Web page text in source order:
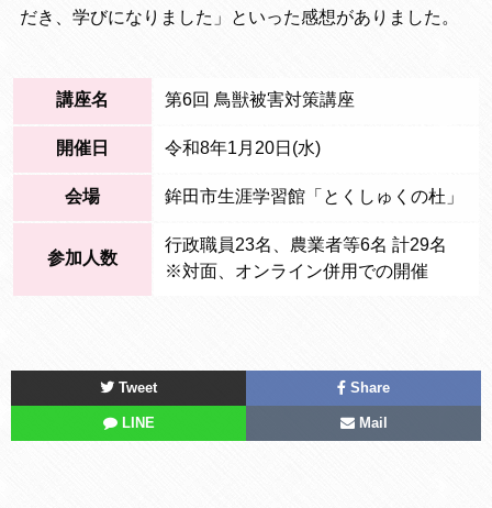
だき、学びになりました」といった感想がありました。
講座名 第6回 鳥獣被害対策講座
開催日 令和8年1月20日(水)
会場 鉾田市生涯学習館「とくしゅくの杜」
参加人数
行政職員23名、農業者等6名 計29名
※対面、オンライン併用での開催
Tweet Share
LINE Mail